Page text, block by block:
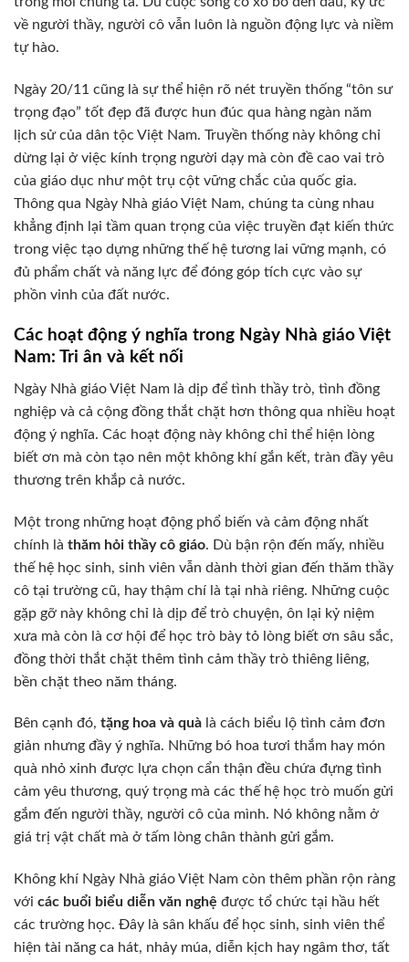
về người thầy, người cô vẫn luôn là nguồn động lực và niềm
tự hào.
Ngày 20/11 cũng là sự thể hiện rõ nét truyền thống “tôn sư
trọng đạo” tốt đẹp đã được hun đúc qua hàng ngàn năm
lịch sử của dân tộc Việt Nam. Truyền thống này không chỉ
dừng lại ở việc kính trọng người dạy mà còn đề cao vai trò
của giáo dục như một trụ cột vững chắc của quốc gia.
Thông qua Ngày Nhà giáo Việt Nam, chúng ta cùng nhau
khẳng định lại tầm quan trọng của việc truyền đạt kiến thức
trong việc tạo dựng những thế hệ tương lai vững mạnh, có
đủ phẩm chất và năng lực để đóng góp tích cực vào sự
phồn vinh của đất nước.
Các hoạt động ý nghĩa trong Ngày Nhà giáo Việt
Nam: Tri ân và kết nối
Ngày Nhà giáo Việt Nam là dịp để tình thầy trò, tình đồng
nghiệp và cả cộng đồng thắt chặt hơn thông qua nhiều hoạt
động ý nghĩa. Các hoạt động này không chỉ thể hiện lòng
biết ơn mà còn tạo nên một không khí gắn kết, tràn đầy yêu
thương trên khắp cả nước.
Một trong những hoạt động phổ biến và cảm động nhất
chính là thăm hỏi thầy cô giáo. Dù bận rộn đến mấy, nhiều
thế hệ học sinh, sinh viên vẫn dành thời gian đến thăm thầy
cô tại trường cũ, hay thậm chí là tại nhà riêng. Những cuộc
gặp gỡ này không chỉ là dịp để trò chuyện, ôn lại kỷ niệm
xưa mà còn là cơ hội để học trò bày tỏ lòng biết ơn sâu sắc,
đồng thời thắt chặt thêm tình cảm thầy trò thiêng liêng,
bền chặt theo năm tháng.
Bên cạnh đó, tặng hoa và quà là cách biểu lộ tình cảm đơn
giản nhưng đầy ý nghĩa. Những bó hoa tươi thắm hay món
quà nhỏ xinh được lựa chọn cẩn thận đều chứa đựng tình
cảm yêu thương, quý trọng mà các thế hệ học trò muốn gửi
gắm đến người thầy, người cô của mình. Nó không nằm ở
giá trị vật chất mà ở tấm lòng chân thành gửi gắm.
Không khí Ngày Nhà giáo Việt Nam còn thêm phần rộn ràng
với các buổi biểu diễn văn nghệ được tổ chức tại hầu hết
các trường học. Đây là sân khấu để học sinh, sinh viên thể
hiện tài năng ca hát, nhảy múa, diễn kịch hay ngâm thơ, tất